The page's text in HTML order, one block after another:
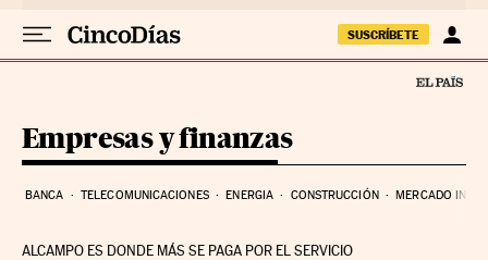
SUSCRÍBETE
Empresas y finanzas
BANCA TELECOMUNICACIONES ENERGIA CONSTRUCCIÓN MERCADO
ALCAMPO ES DONDE MÁS SE PAGA POR EL SERVICIO